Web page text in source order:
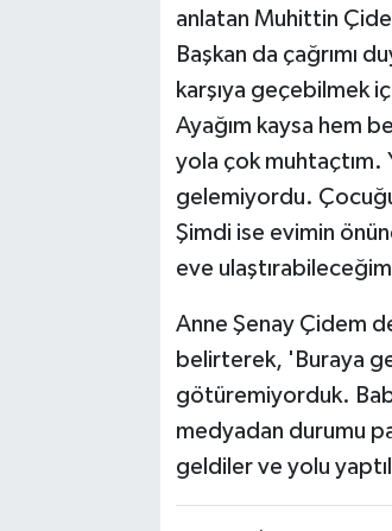
anlatan Muhittin
Başkan da çağrımı
karşıya geçebilmek
Ayağım kaysa hem
yola çok muhtaçtım.
gelemiyordu.
Şimdi ise evimin
eve
Anne Şenay Çidem
belirterek, 'Buraya
götüremiyorduk.
medyadan durumu
geldiler ve yolu